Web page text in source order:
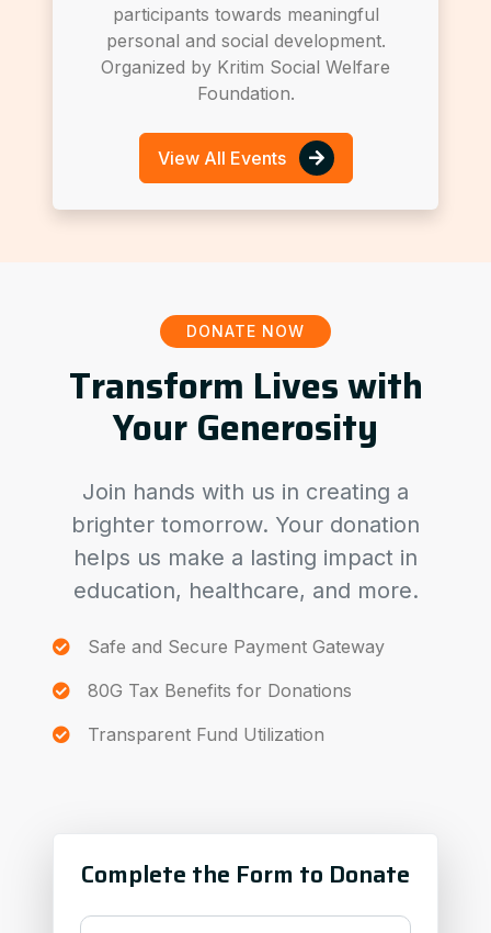
participants towards meaningful
personal and social development.
Organized by Kritim Social Welfare
Foundation.
View All Events
DONATE NOW
Transform Lives with
Your Generosity
Join hands with us in creating a
brighter tomorrow. Your donation
helps us make a lasting impact in
education, healthcare, and more.
Safe and Secure Payment Gateway
80G Tax Benefits for Donations
Transparent Fund Utilization
Complete the Form to Donate